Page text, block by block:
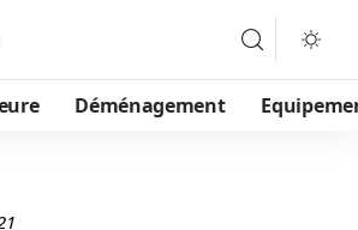
Déménagement